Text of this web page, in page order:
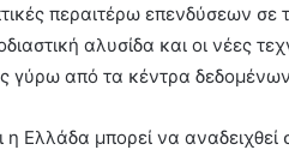
περαιτέρω επενδύσεων σε
αλυσίδα και οι νέες
γύρω από τα κέντρα
Ελλάδα μπορεί να αναδειχθεί